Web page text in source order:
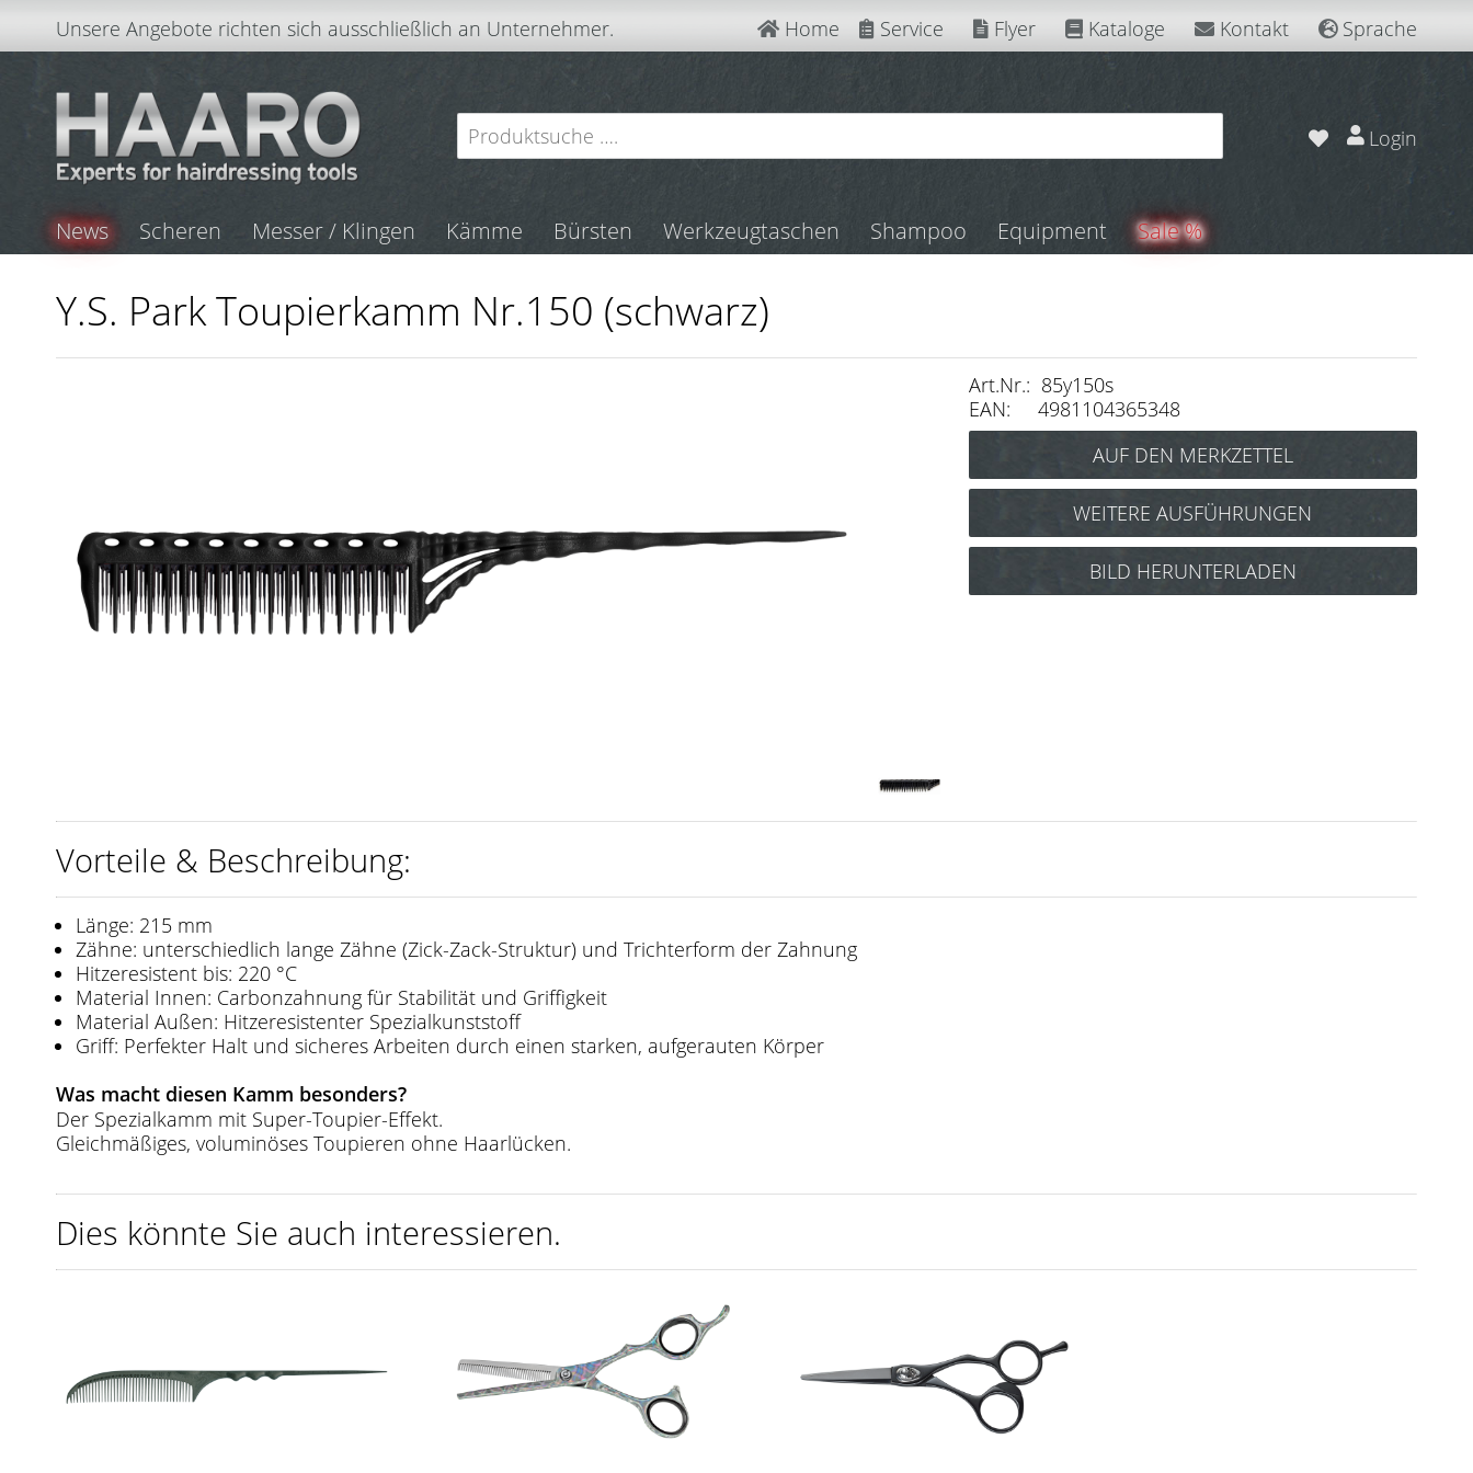
Unsere Angebote richten sich ausschließlich an Unternehmer. Home Service Flyer Kataloge Kontakt Sprache
Login
News Scheren Messer / Klingen Kämme Bürsten Werkzeugtaschen Shampoo Equipment Sale %
Y.S. Park Toupierkamm Nr.150 (schwarz)
Art.Nr.: 85y150s
EAN: 4981104365348
WEITERE AUSFÜHRUNGEN
Y.S. Park Toupierkamm Nr.150
(pink) Art.Nr.: 85y150pBILD HERUNTERLADEN
Vorteile & Beschreibung:
Länge: 215 mm
Zähne: unterschiedlich lange Zähne (Zick-Zack-Struktur) und Trichterform der Zahnung
Hitzeresistent bis: 220 °C
Material Innen: Carbonzahnung für Stabilität und Griffigkeit
Material Außen: Hitzeresistenter Spezialkunststoff
Griff: Perfekter Halt und sicheres Arbeiten durch einen starken, aufgerauten Körper
Was macht diesen Kamm besonders?
Der Spezialkamm mit Super-Toupier-Effekt.
Gleichmäßiges, voluminöses Toupieren ohne Haarlücken.
Dies könnte Sie auch interessieren.